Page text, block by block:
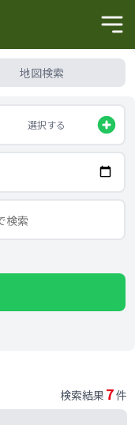
地図検索
選択する
検索結果 7件